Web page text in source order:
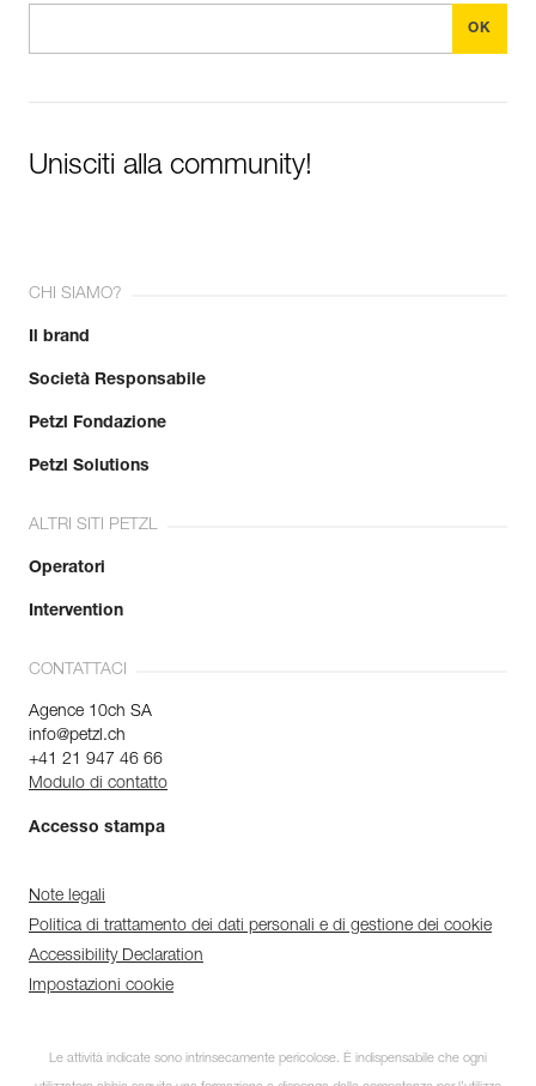
Unisciti alla community!
CHI SIAMO?
Il brand
Società Responsabile
Petzl Fondazione
Petzl Solutions
ALTRI SITI PETZL
Operatori
Intervention
CONTATTACI
Agence 10ch SA
info@petzl.ch
+41 21 947 46 66
Modulo di contatto
Accesso stampa
Note legali
Politica di trattamento dei dati personali e di gestione dei cookie
Accessibility Declaration
Impostazioni cookie
Le attività indicate sono intrinsecamente pericolose. È indispensabile che ogni